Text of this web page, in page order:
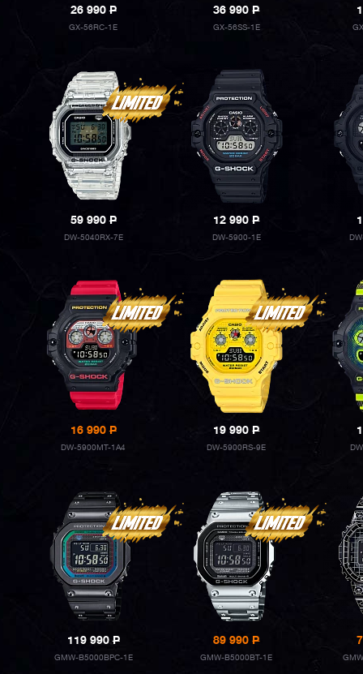
26 990P
GX-56RC-1E
36 990P
GX-56SS-1E
59 990P
DW-5040RX-7E
12 990P
DW-5900-1E
16 990P
DW-5900MT-1A4
19 990P
DW-5900RS-9E
119 990P
GMW-B5000BPC-1E
89 990P
GMW-B5000BT-1E